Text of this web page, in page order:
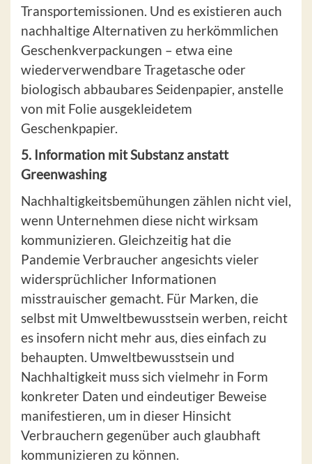
Transportemissionen. Und es existieren auch
nachhaltige Alternativen zu herkömmlichen
Geschenkverpackungen – etwa eine
wiederverwendbare Tragetasche oder
biologisch abbaubares Seidenpapier, anstelle
von mit Folie ausgekleidetem
Geschenkpapier.
5. Information mit Substanz anstatt
Greenwashing
Nachhaltigkeitsbemühungen zählen nicht viel,
wenn Unternehmen diese nicht wirksam
kommunizieren. Gleichzeitig hat die
Pandemie Verbraucher angesichts vieler
widersprüchlicher Informationen
misstrauischer gemacht. Für Marken, die
selbst mit Umweltbewusstsein werben, reicht
es insofern nicht mehr aus, dies einfach zu
behaupten. Umweltbewusstsein und
Nachhaltigkeit muss sich vielmehr in Form
konkreter Daten und eindeutiger Beweise
manifestieren, um in dieser Hinsicht
Verbrauchern gegenüber auch glaubhaft
kommunizieren zu können.